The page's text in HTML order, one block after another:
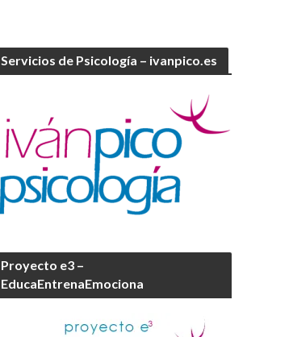
Servicios de Psicología – ivanpico.es
Proyecto e3 –
EducaEntrenaEmociona